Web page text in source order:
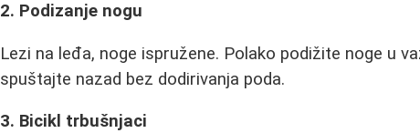
2. Podizanje nogu
Lezi na leđa, noge ispružene. Polako podižite noge u
spuštajte nazad bez dodirivanja poda.
3. Bicikl trbušnjaci